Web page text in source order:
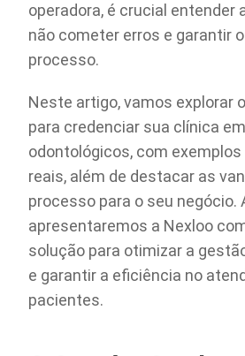
operadora, é crucial entender
não cometer erros e garantir
processo.
Neste artigo, vamos explorar
para credenciar sua clínica
odontológicos, com
reais, além de destacar as
processo para o seu negócio.
apresentaremos a Nexloo
solução para otimizar a
e garantir a eficiência no
pacientes.